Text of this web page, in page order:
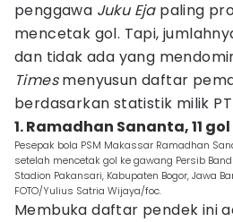
penggawa Juku Ejapaling
mencetak gol. Tapi,
dan tidak ada yang
Timesmenyusun daftar
berdasarkan statistik milik PT
1. Ramadhan Sananta, 11 gol
Pesepak bola PSM Makassar Ramadhan
setelah mencetak gol ke gawang Persib
Stadion Pakansari, Kabupaten Bogor, Jawa
FOTO/Yulius Satria Wijaya/foc.
Membuka daftar pendek ini